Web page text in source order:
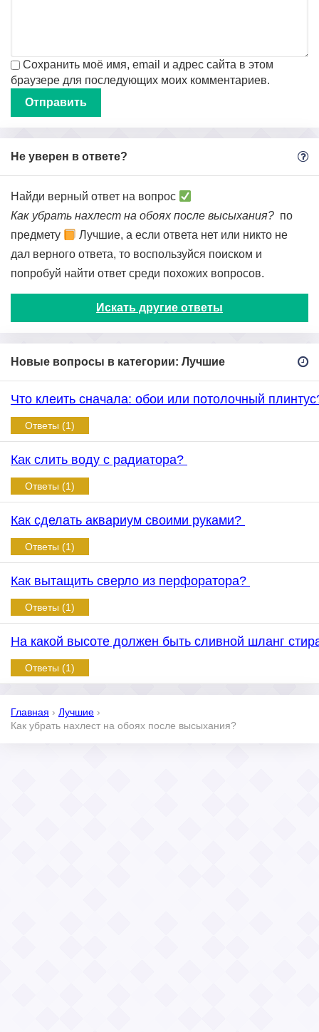
Сохранить моё имя, email и адрес сайта в этом
браузере для последующих моих комментариев.
Не уверен в ответе?
Найди верный ответ на вопрос
Как убрать нахлест на обоях после высыхания? по
предмету
Лучшие, а если ответа нет или никто не
дал верного ответа, то воспользуйся поиском и
попробуй найти ответ среди похожих вопросов.
Искать другие ответы
Новые вопросы в категории: Лучшие
Что клеить сначала: обои или потолочный
Ответы (1)
Как слить воду с радиатора?
Ответы (1)
Как сделать аквариум своими руками?
Ответы (1)
Как вытащить сверло из перфоратора?
Ответы (1)
На какой высоте должен быть сливной шланг
Ответы (1)
Главная › Лучшие ›
Как убрать нахлест на обоях после высыхания?